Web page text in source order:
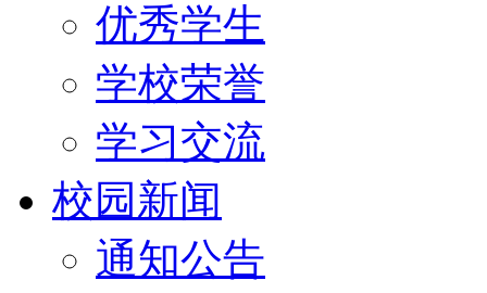
优秀学生
学校荣誉
学习交流
校园新闻
通知公告